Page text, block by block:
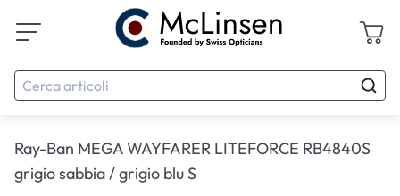
Ray-Ban MEGA WAYFARER LITEFORCE RB4840S
grigio sabbia / grigio blu S